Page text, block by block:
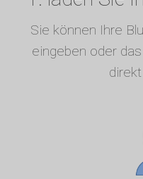
Sie können Ihre
eingeben oder